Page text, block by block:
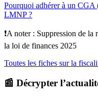
Pourquoi adhérer à un
LMNP ?
❗A noter : Suppression de
la loi de finances 2025
Toutes les fiches sur la
📰 Décrypter